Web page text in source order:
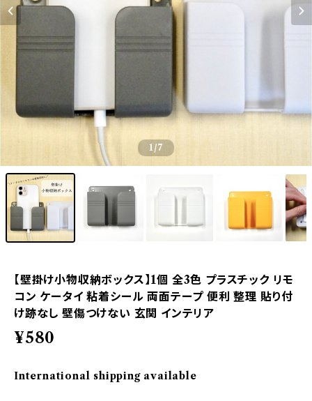
1/7
【壁掛け小物収納ボックス】1個 全3色 プラスチック リモ
コン ケータイ 粘着シール 両面テープ 便利 整理 貼り付
け跡なし 壁傷つけない 玄関 インテリア
¥580
International shipping available